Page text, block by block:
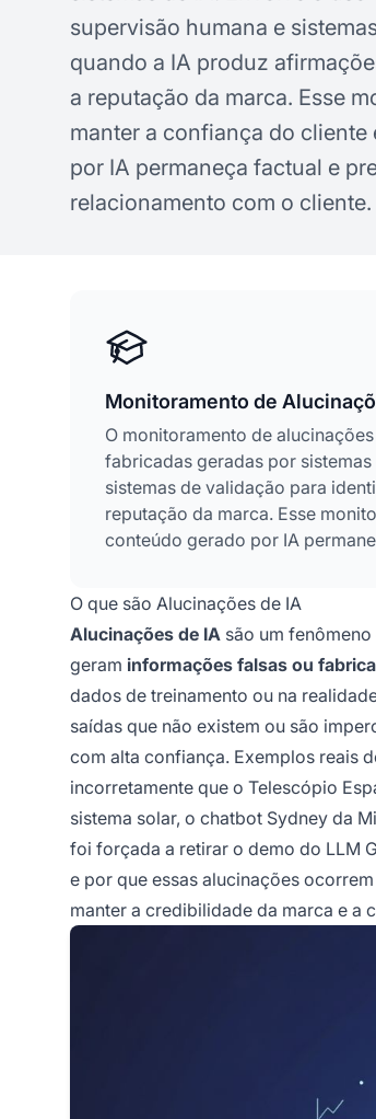
supervisão humana e
quando a IA produz
a reputação da marca. Esse
manter a confiança do
por IA permaneça factual e
relacionamento com o cliente.
Monitoramento de
O monitoramento de
fabricadas geradas por
sistemas de validação para
reputação da marca. Esse
conteúdo gerado por IA
O que são Alucinações de IA
Alucinações de IA são um
geram informações falsas ou
dados de treinamento ou na
saídas que não existem ou são
com alta confiança. Exemplos reais
incorretamente que o Telescópio
sistema solar, o chatbot Sydney da
foi forçada a retirar o demo do LLM
e por que essas alucinações
manter a credibilidade da marca e a